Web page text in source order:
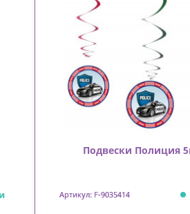
Подвески Полиция
Артикул: F-9035414